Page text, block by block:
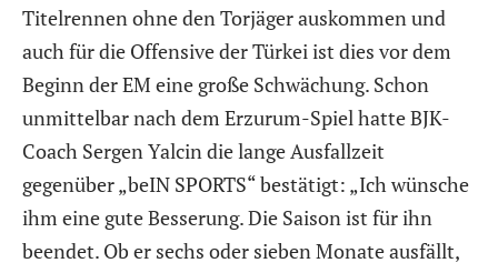
Titelrennen ohne den Torjäger auskommen und
auch für die Offensive der Türkei ist dies vor dem
Beginn der EM eine große Schwächung. Schon
unmittelbar nach dem Erzurum-Spiel hatte BJK-
Coach Sergen Yalcin die lange Ausfallzeit
gegenüber „beIN SPORTS“ bestätigt: „Ich wünsche
ihm eine gute Besserung. Die Saison ist für ihn
beendet. Ob er sechs oder sieben Monate ausfällt,